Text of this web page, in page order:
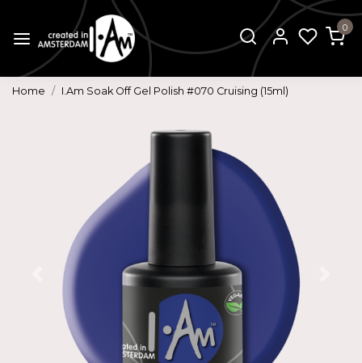
0
Home I.Am Soak Off Gel Polish #070 Cruising (15ml)
Vorige